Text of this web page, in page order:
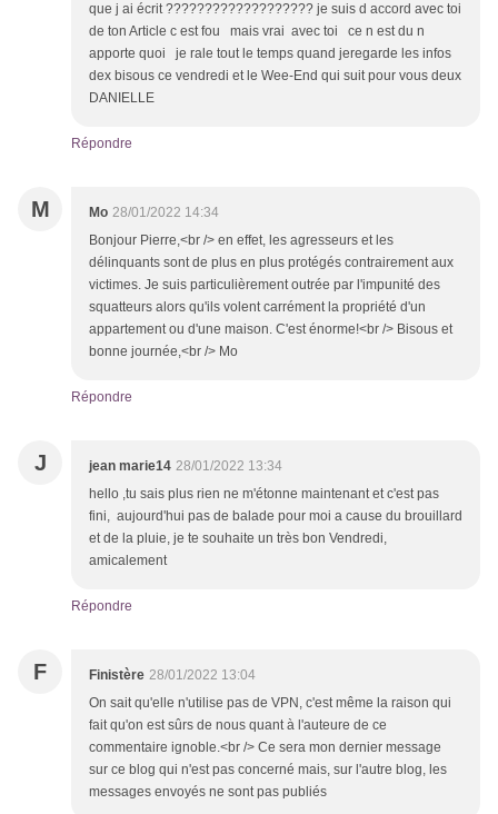
que j ai écrit ??????????????????? je suis d accord avec toi
de ton Article c est fou mais vrai avec toi ce n est du n
apporte quoi je rale tout le temps quand jeregarde les infos
dex bisous ce vendredi et le Wee-End qui suit pour vous deux
DANIELLE
Répondre
M Mo 28/01/2022 14:34
Bonjour Pierre,<br /> en effet, les agresseurs et les
délinquants sont de plus en plus protégés contrairement aux
victimes. Je suis particulièrement outrée par l'impunité des
squatteurs alors qu'ils volent carrément la propriété d'un
appartement ou d'une maison. C'est énorme!<br /> Bisous et
bonne journée,<br /> Mo
Répondre
J jean marie14 28/01/2022 13:34
hello ,tu sais plus rien ne m'étonne maintenant et c'est pas
fini, aujourd'hui pas de balade pour moi a cause du brouillard
et de la pluie, je te souhaite un très bon Vendredi,
amicalement
Répondre
F Finistère 28/01/2022 13:04
On sait qu'elle n'utilise pas de VPN, c'est même la raison qui
fait qu'on est sûrs de nous quant à l'auteure de ce
commentaire ignoble.<br /> Ce sera mon dernier message
sur ce blog qui n'est pas concerné mais, sur l'autre blog, les
messages envoyés ne sont pas publiés